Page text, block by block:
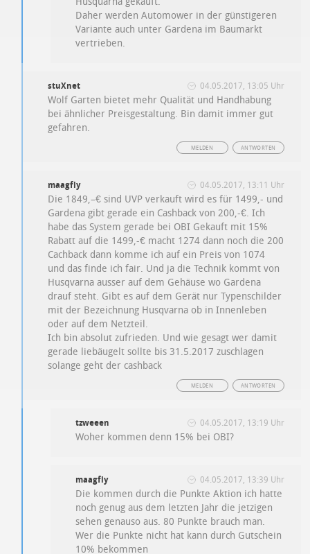
Daher werden Automower in der günstigeren
Variante auch unter Gardena im Baumarkt
vertrieben.
stuXnet 04.05.2017, 13:05 Uhr
Wolf Garten bietet mehr Qualität und Handhabung
bei ähnlicher Preisgestaltung. Bin damit immer gut
gefahren.
ANTWORTEN
MELDEN
maagfly 04.05.2017, 13:11 Uhr
Die 1849,–€ sind UVP verkauft wird es für 1499,- und
Gardena gibt gerade ein Cashback von 200,-€. Ich
habe das System gerade bei OBI Gekauft mit 15%
Rabatt auf die 1499,-€ macht 1274 dann noch die 200
Cachback dann komme ich auf ein Preis von 1074
und das finde ich fair. Und ja die Technik kommt von
Husqvarna ausser auf dem Gehäuse wo Gardena
drauf steht. Gibt es auf dem Gerät nur Typenschilder
mit der Bezeichnung Husqvarna ob in Innenleben
oder auf dem Netzteil.
Ich bin absolut zufrieden. Und wie gesagt wer damit
gerade liebäugelt sollte bis 31.5.2017 zuschlagen
solange geht der cashback
ANTWORTEN
MELDEN
tzweeen 04.05.2017, 13:19 Uhr
Woher kommen denn 15% bei OBI?
maagfly 04.05.2017, 13:39 Uhr
Die kommen durch die Punkte Aktion ich hatte
noch genug aus dem letzten Jahr die jetzigen
sehen genauso aus. 80 Punkte brauch man.
Wer die Punkte nicht hat kann durch Gutschein
10% bekommen